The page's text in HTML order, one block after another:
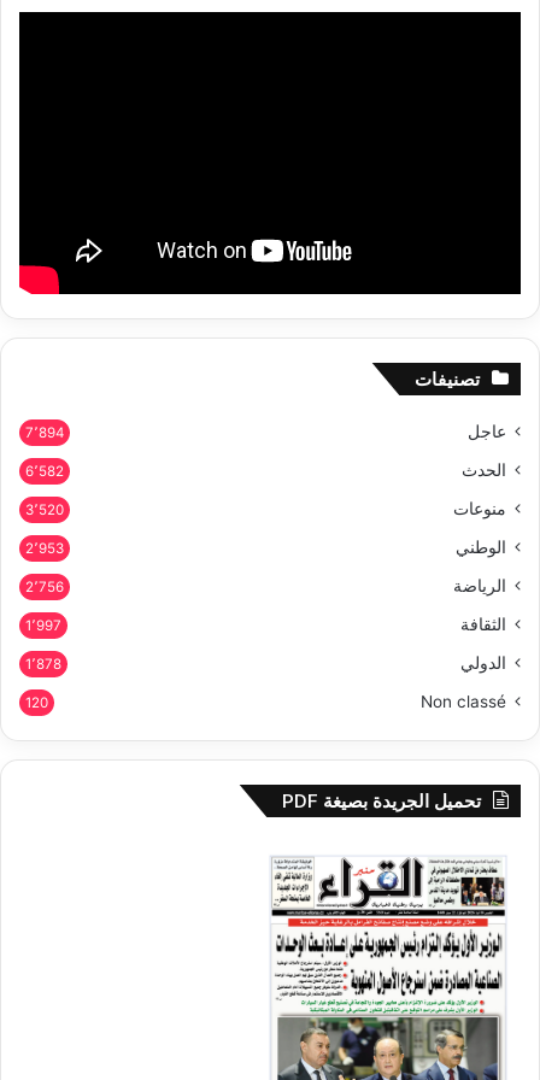
تصنيفات
عاجل 7٬894
الحدث 6٬582
منوعات 3٬520
الوطني 2٬953
الرياضة 2٬756
الثقافة 1٬997
الدولي 1٬878
Non classé
120
تحميل الجريدة بصيغة PDF